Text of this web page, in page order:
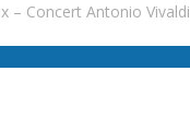
– Concert Antonio Vivaldi